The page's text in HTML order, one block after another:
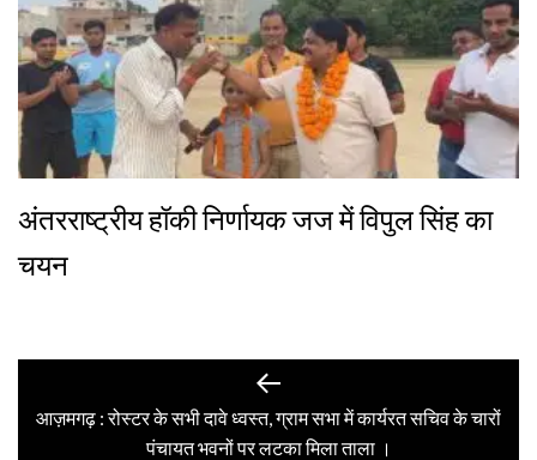
अंतरराष्ट्रीय हॉकी निर्णायक जज में विपुल सिंह का
चयन
navigation
Previous
post:
आज़मगढ़ : रोस्टर के सभी दावे ध्वस्त, ग्राम सभा में कार्यरत सचिव के चारों
पंचायत भवनों पर लटका मिला ताला ।